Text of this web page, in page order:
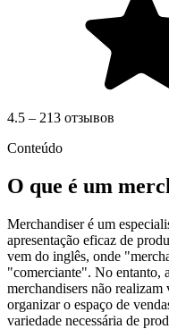
4.5 – 213 отзывов
Conteúdo
O que é um
Merchandiser é um
apresentação eficaz de
vem do inglês, onde
"comerciante". No entanto,
merchandisers não
organizar o espaço de
variedade necessária de